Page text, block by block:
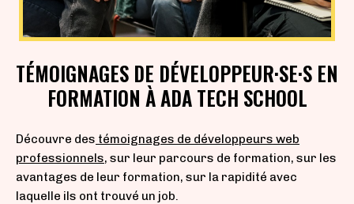
TÉMOIGNAGES DE DÉVELOPPEUR·SE·S EN
FORMATION À ADA TECH SCHOOL
Découvre des témoignages de développeurs web
professionnels, sur leur parcours de formation, sur les
avantages de leur formation, sur la rapidité avec
laquelle ils ont trouvé un job.